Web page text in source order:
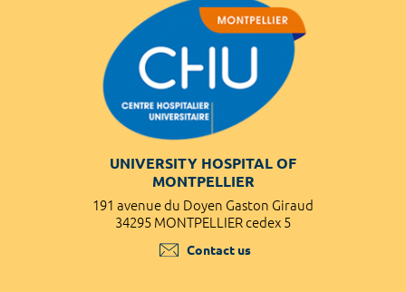
UNIVERSITY HOSPITAL OF
MONTPELLIER
191 avenue du Doyen Gaston Giraud
34295 MONTPELLIER cedex 5
Contact us